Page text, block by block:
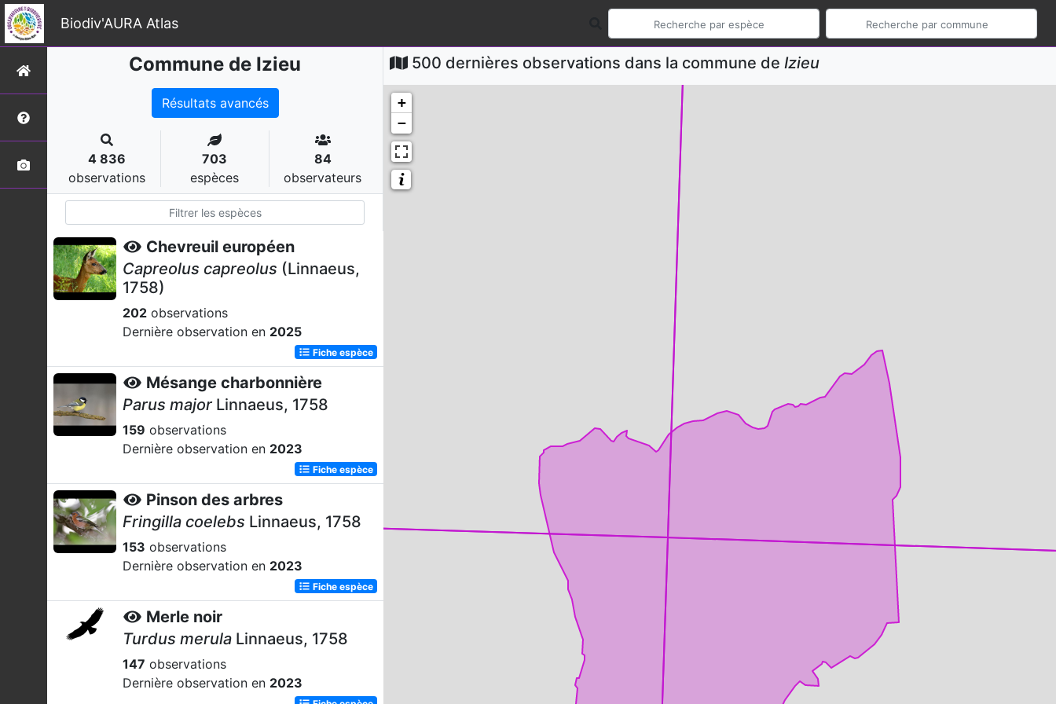
Biodiv'AURA Atlas
Commune de Izieu
Résultats avancés
4 836
observations
703
espèces
84
observateurs
Chevreuil européen
Capreolus capreolus (Linnaeus,
1758)
202 observations
Dernière observation en 2025
Fiche espèce
Mésange charbonnière
Parus major Linnaeus, 1758
159 observations
Dernière observation en 2023
Fiche espèce
Pinson des arbres
Fringilla coelebs Linnaeus, 1758
153 observations
Dernière observation en 2023
Fiche espèce
Merle noir
Turdus merula Linnaeus, 1758
147 observations
Dernière observation en 2023
500 dernières observations dans la commune de Izieu
+
−